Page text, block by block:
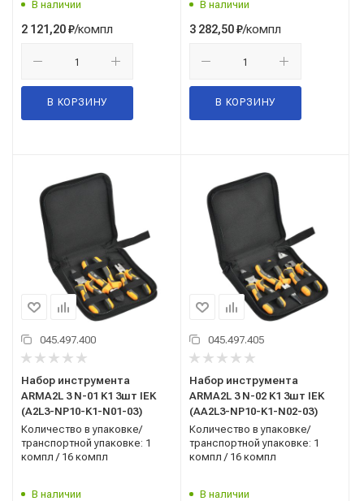
В наличии
2 121,20₽/компл
В КОРЗИНУ
В наличии
3 282,50₽/компл
В КОРЗИНУ
045.497.400
Набор инструмента
ARMA2L 3 N-01 K1 3шт IEK
(A2L3-NP10-K1-N01-03)
Количество в упаковке/
транспортной упаковке: 1
компл / 16 компл
В наличии
045.497.405
Набор инструмента
ARMA2L 3 N-02 K1 3шт IEK
(AA2L3-NP10-K1-N02-03)
Количество в упаковке/
транспортной упаковке: 1
компл / 16 компл
В наличии